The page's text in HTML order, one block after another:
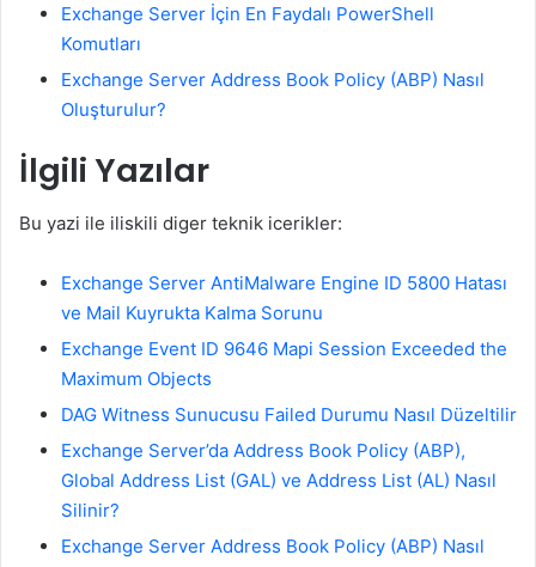
Exchange Server İçin En Faydalı PowerShell
Komutları
Exchange Server Address Book Policy (ABP) Nasıl
Oluşturulur?
İlgili Yazılar
Bu yazi ile iliskili diger teknik icerikler:
Exchange Server AntiMalware Engine ID 5800 Hatası
ve Mail Kuyrukta Kalma Sorunu
Exchange Event ID 9646 Mapi Session Exceeded the
Maximum Objects
DAG Witness Sunucusu Failed Durumu Nasıl Düzeltilir
Exchange Server’da Address Book Policy (ABP),
Global Address List (GAL) ve Address List (AL) Nasıl
Silinir?
Exchange Server Address Book Policy (ABP) Nasıl